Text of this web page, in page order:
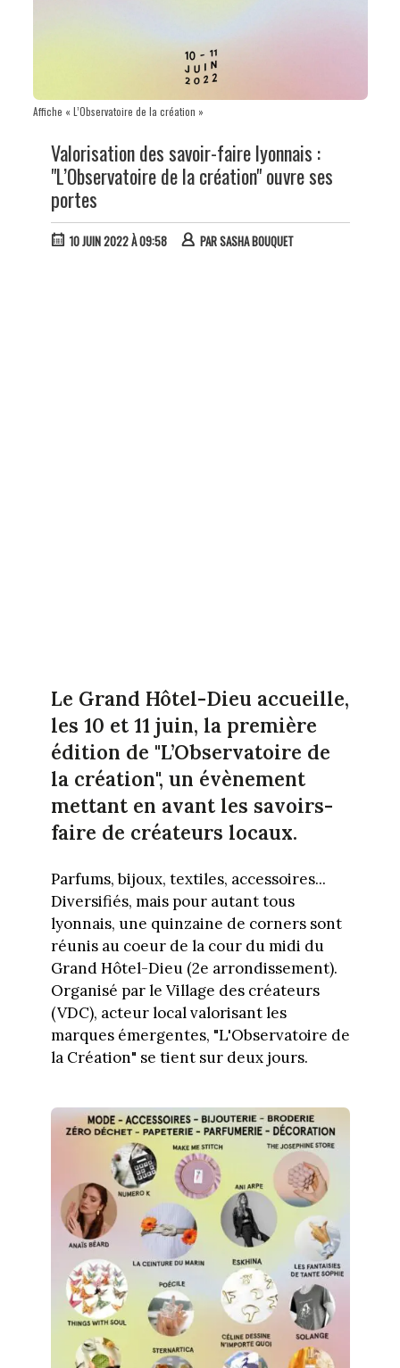
Affiche « L’Observatoire de la création »
Valorisation des savoir-faire lyonnais :
"L’Observatoire de la création" ouvre ses
portes
10 JUIN 2022 À 09:58 PARSASHA BOUQUET
Le Grand Hôtel-Dieu accueille,
les 10 et 11 juin, la première
édition de "L’Observatoire de
la création", un évènement
mettant en avant les savoirs-
faire de créateurs locaux.
Parfums, bijoux, textiles, accessoires...
Diversifiés, mais pour autant tous
lyonnais, une quinzaine de corners sont
réunis au coeur de la cour du midi du
Grand Hôtel-Dieu (2e arrondissement).
Organisé par le Village des créateurs
(VDC), acteur local valorisant les
marques émergentes, "L'Observatoire de
la Création" se tient sur deux jours.